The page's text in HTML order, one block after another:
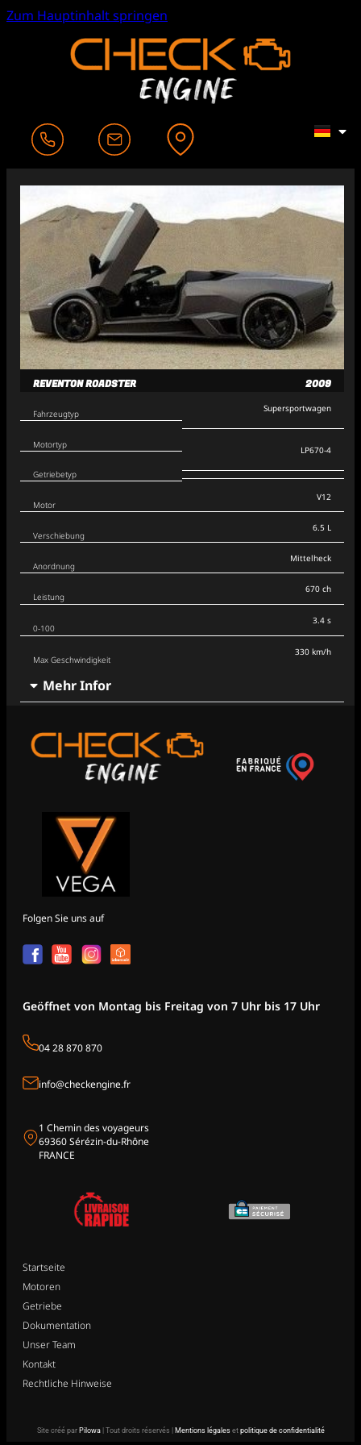
Zum Hauptinhalt springen
REVENTON ROADSTER 2009
Fahrzeugtyp
Motortyp
Getriebetyp
Supersportwagen
LP670-4
Motor
Verschiebung
Anordnung
V12
6.5 L
Mittelheck
Leistung
0-100
Max Geschwindigkeit
670 ch
3.4 s
330 km/h
Mehr Infor
Folgen Sie uns auf
Geöffnet von Montag bis Freitag von 7 Uhr bis 17 Uhr
04 28 870 870
info@checkengine.fr
1 Chemin des voyageurs
69360 Sérézin-du-Rhône
FRANCE
Startseite
Motoren
Getriebe
Dokumentation
Unser Team
Kontakt
Rechtliche Hinweise
Site créé par Pilowa| Tout droits réservés | Mentions légaleset politique de confidentialité